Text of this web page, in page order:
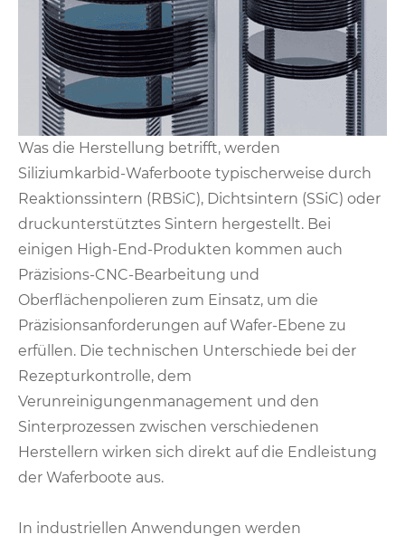
Was die Herstellung betrifft, werden
Siliziumkarbid-Waferboote typischerweise durch
Reaktionssintern (RBSiC), Dichtsintern (SSiC) oder
druckunterstütztes Sintern hergestellt. Bei
einigen High-End-Produkten kommen auch
Präzisions-CNC-Bearbeitung und
Oberflächenpolieren zum Einsatz, um die
Präzisionsanforderungen auf Wafer-Ebene zu
erfüllen. Die technischen Unterschiede bei der
Rezepturkontrolle, dem
Verunreinigungenmanagement und den
Sinterprozessen zwischen verschiedenen
Herstellern wirken sich direkt auf die Endleistung
der Waferboote aus.
In industriellen Anwendungen werden